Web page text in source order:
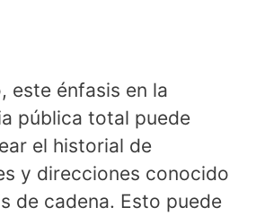
este énfasis en la
pública total puede
el historial de
y direcciones conocido
de cadena. Esto puede